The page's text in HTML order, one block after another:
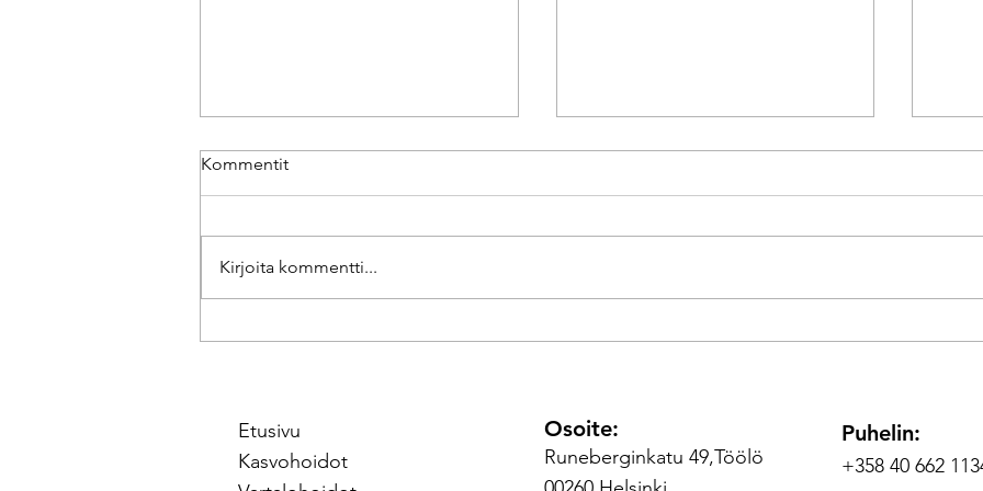
Vartalokuorinta 65€
Kommentit
Kirjoita kommentti...
Etusivu
Kasvohoidot
Osoite:
Runeberginkatu 49,Töölö
Puhelin:
+358 40 662